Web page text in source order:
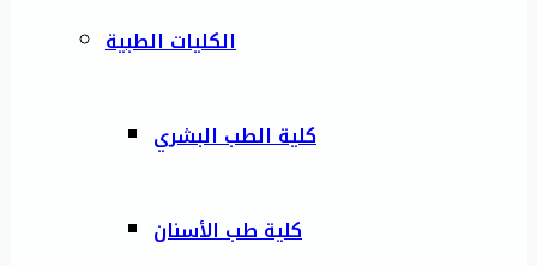
الكليات الطبية
كلية الطب البشري
كلية طب الأسنان